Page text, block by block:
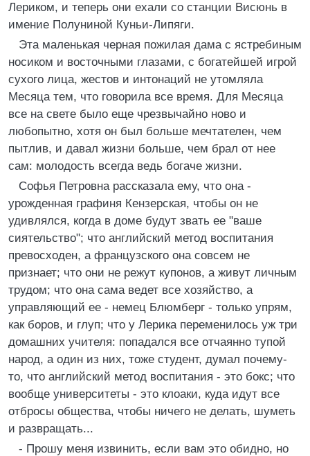
Лериком, и теперь они ехали со станции Висюнь в
имение Полуниной Куньи-Липяги.
Эта маленькая черная пожилая дама с ястребиным
носиком и восточными глазами, с богатейшей игрой
сухого лица, жестов и интонаций не утомляла
Месяца тем, что говорила все время. Для Месяца
все на свете было еще чрезвычайно ново и
любопытно, хотя он был больше мечтателен, чем
пытлив, и давал жизни больше, чем брал от нее
сам: молодость всегда ведь богаче жизни.
Софья Петровна рассказала ему, что она -
урожденная графиня Кензерская, чтобы он не
удивлялся, когда в доме будут звать ее "ваше
сиятельство"; что английский метод воспитания
превосходен, а французского она совсем не
признает; что они не режут купонов, а живут личным
трудом; что она сама ведет все хозяйство, а
управляющий ее - немец Блюмберг - только упрям,
как боров, и глуп; что у Лерика переменилось уж три
домашних учителя: попадался все отчаянно тупой
народ, а один из них, тоже студент, думал почему-
то, что английский метод воспитания - это бокс; что
вообще университеты - это клоаки, куда идут все
отбросы общества, чтобы ничего не делать, шуметь
и развращать...
- Прошу меня извинить, если вам это обидно, но